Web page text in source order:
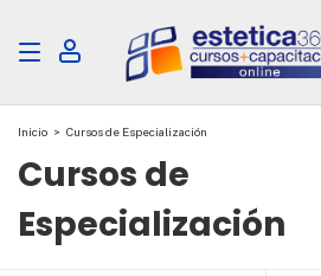
Inicio > Cursos de Especialización
Cursos de
Especialización